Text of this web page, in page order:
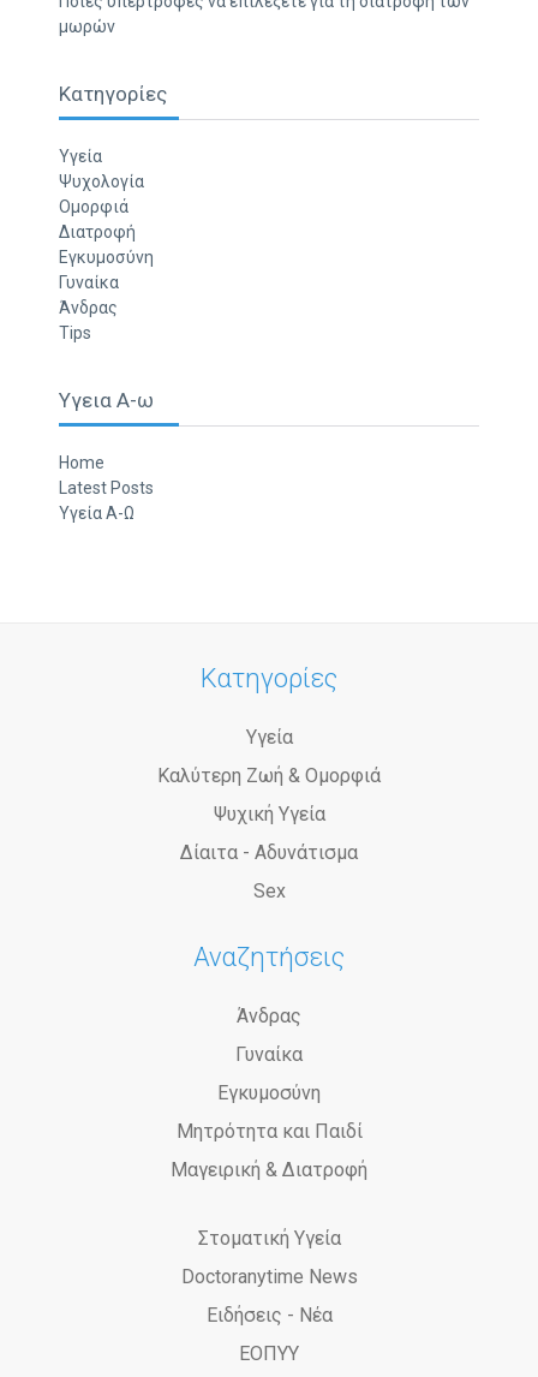
μωρών
Κατηγορίες
Υγεία
Ψυχολογία
Ομορφιά
Διατροφή
Εγκυμοσύνη
Γυναίκα
Άνδρας
Tips
Υγεια Α-ω
Home
Latest Posts
Υγεία Α-Ω
Κατηγορίες
Υγεία
Καλύτερη Ζωή & Ομορφιά
Ψυχική Υγεία
Δίαιτα - Αδυνάτισμα
Sex
Αναζητήσεις
Άνδρας
Γυναίκα
Εγκυμοσύνη
Μητρότητα και Παιδί
Μαγειρική & Διατροφή
Στοματική Υγεία
Doctoranytime News
Ειδήσεις - Νέα
ΕΟΠΥΥ